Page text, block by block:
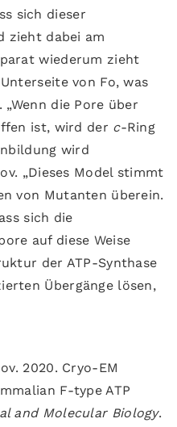
sich dieser
zieht dabei am
wiederum zieht
von Fo, was
die Pore über
ist, wird der c-Ring
wird
„Dieses Model stimmt
von Mutanten überein.
sich die
auf diese Weise
der ATP-Synthase
Übergänge lösen,
2020. Cryo-EM
F-type ATP
and Molecular Biology.